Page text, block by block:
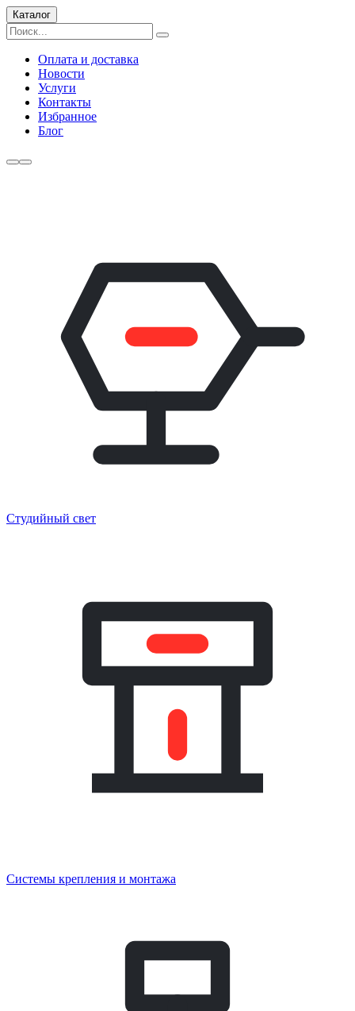
Каталог
Оплата и доставка
Новости
Услуги
Контакты
Избранное
Блог
Студийный свет
Системы крепления и монтажа